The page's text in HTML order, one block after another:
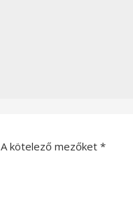
A kötelező mezőket *